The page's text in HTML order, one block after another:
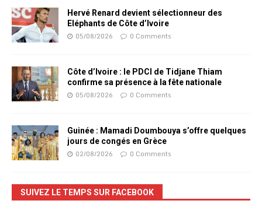
Hervé Renard devient sélectionneur des
Eléphants de Côte d’Ivoire
05/08/2026 0 Comments
Côte d’Ivoire : le PDCI de Tidjane Thiam
confirme sa présence à la fête nationale
05/08/2026 0 Comments
Guinée : Mamadi Doumbouya s’offre quelques
jours de congés en Grèce
02/08/2026 0 Comments
SUIVEZ LE TEMPS SUR FACEBOOK